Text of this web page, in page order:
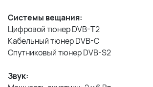
Системы вещания:
Цифровой тюнер DVB-T2
Кабельный тюнер DVB-C
Спутниковый тюнер DVB-S2
Звук: